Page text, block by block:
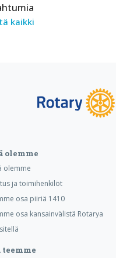
kaikki
olemme
olemme
ja toimihenkilöt
osa piiriä 1410
osa kansainvälistä Rotarya